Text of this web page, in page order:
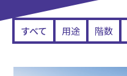
すべて 用途 階数